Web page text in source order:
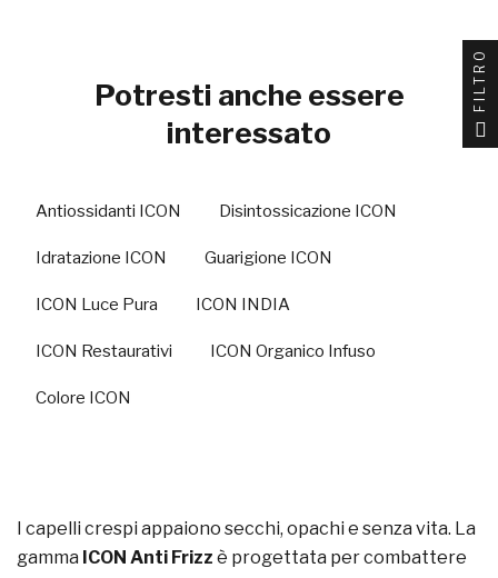
Potresti anche essere
interessato
Antiossidanti ICON Disintossicazione ICON
Idratazione ICON Guarigione ICON
ICON Luce Pura ICON INDIA
ICON Restaurativi ICON Organico Infuso
Colore ICON
I capelli crespi appaiono secchi, opachi e senza vita. La
gamma ICON Anti Frizz è progettata per combattere
FILTRO